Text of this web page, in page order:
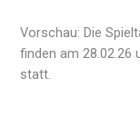
Vorschau: Die
finden am 28.02.26
statt.